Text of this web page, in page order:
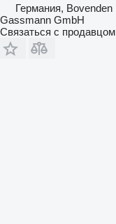
Германия, Bovenden
Gassmann GmbH
Связаться с продавцом